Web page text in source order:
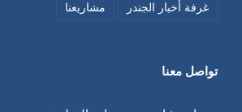
غرفة أخبار الجندر مشاريعنا
تواصل معنا